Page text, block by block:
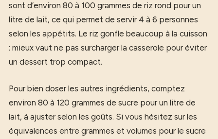
sont d’environ 80 à 100 grammes de riz rond pour un
litre de lait, ce qui permet de servir 4 à 6 personnes
selon les appétits. Le riz gonfle beaucoup à la cuisson
: mieux vaut ne pas surcharger la casserole pour éviter
un dessert trop compact.
Pour bien doser les autres ingrédients, comptez
environ 80 à 120 grammes de sucre pour un litre de
lait, à ajuster selon les goûts. Si vous hésitez sur les
équivalences entre grammes et volumes pour le sucre